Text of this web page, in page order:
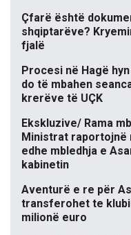
Çfarë është
shqiptarëve?
fjalë
Procesi në Hagë
do të mbahen
krerëve të UÇK
Ekskluzive/ Rama
Ministrat raportojnë
edhe mbledhja e
kabinetin
Aventurë e re për
transferohet te
milionë euro